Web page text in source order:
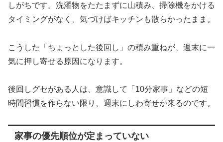
しがちです。洗濯物をたたまずに山積み、掃除機をかける
タイミングがなく、気づけばキッチンも散らかったまま。
こうした「ちょっとした後回し」の積み重ねが、週末に一
気に押し寄せる原因になります。
後回しグセがある人は、意識して「10分家事」などの短
時間習慣を作らない限り、週末にしわ寄せが来るのです。
家事の優先順位が定まっていない